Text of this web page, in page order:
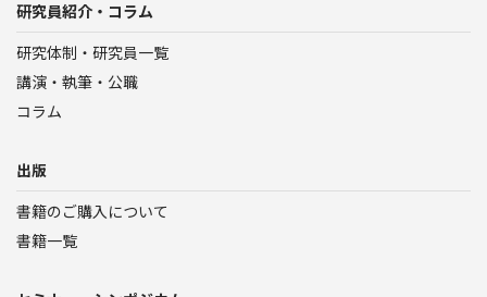
研究員紹介・コラム
研究体制・研究員一覧
講演・執筆・公職
コラム
出版
書籍のご購入について
書籍一覧